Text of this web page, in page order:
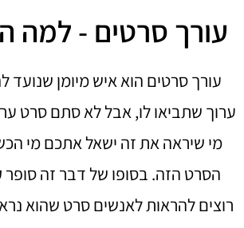
עורך סרטים - למה
עורך סרטים הוא איש מיומן שנועד
ערוך שתביאו לו, אבל לא סתם סרט
מי שיראה את זה ישאל אתכם מי
הסרט הזה. בסופו של דבר זה
רוצים להראות לאנשים סרט שהוא